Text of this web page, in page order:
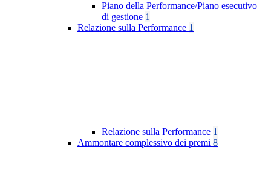
Piano della Performance/Piano esecutivo
di gestione 1
Relazione sulla Performance 1
Relazione sulla Performance 1
Ammontare complessivo dei premi 8